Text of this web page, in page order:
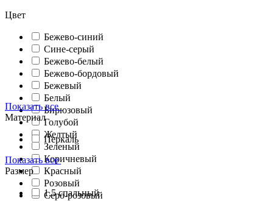
Цвет
Бежево-синий
Сине-серый
Бежево-белый
Бежево-бордовый
Бежевый
Белый
Бирюзовый
Голубой
Желтый
Зеленый
Коричневый
Красный
Розовый
Серо-розовый
Показать все
Материал
Перкаль
Показать все
Размер
1,5 спальный